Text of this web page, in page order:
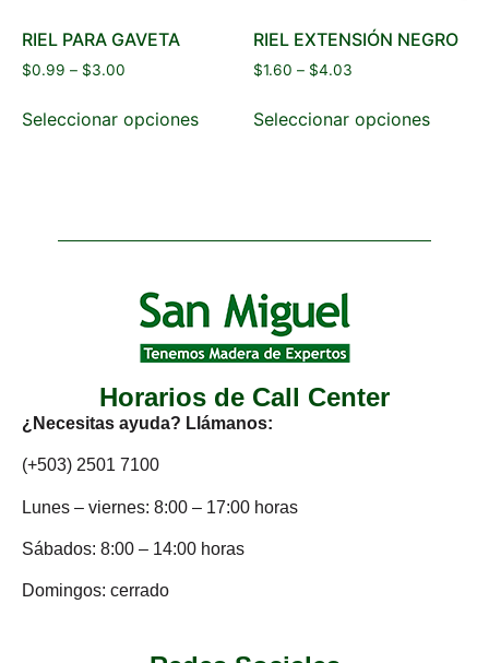
RIEL PARA GAVETA
$0.99 – $3.00
Seleccionar opciones
RIEL EXTENSIÓN NEGRO
$1.60 – $4.03
Seleccionar opciones
Horarios de Call Center
¿Necesitas ayuda? Llámanos:
(+503) 2501 7100
Lunes – viernes: 8:00 – 17:00 horas
Sábados: 8:00 – 14:00 horas
Domingos: cerrado